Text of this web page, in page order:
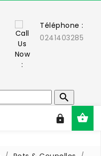
Téléphone :
0241403285


